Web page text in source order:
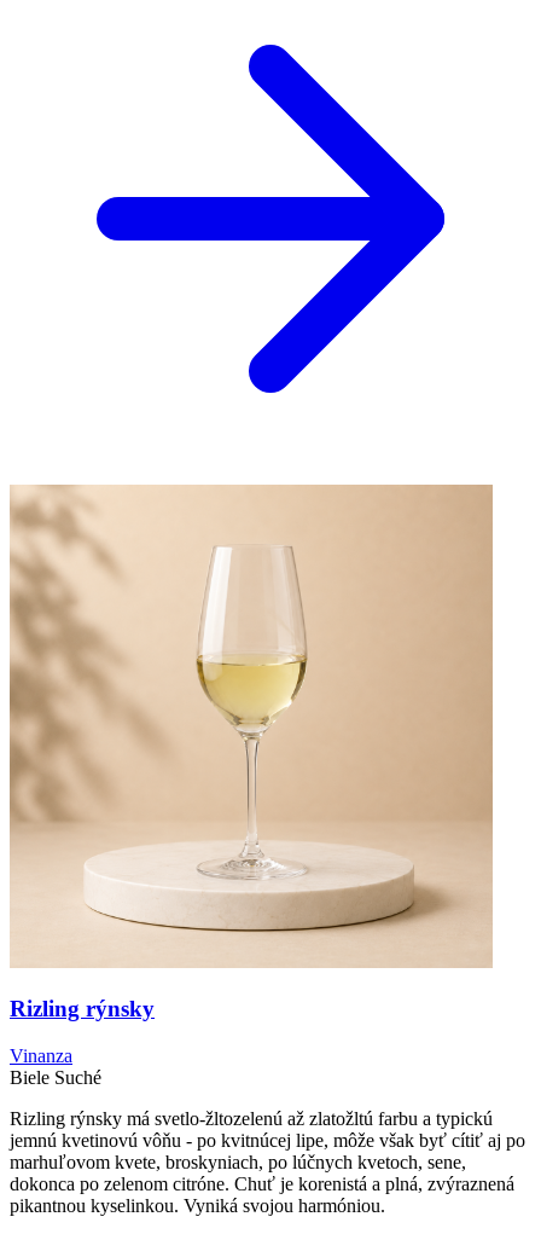
Rizling rýnsky
Vinanza
Biele Suché
Rizling rýnsky má svetlo-žltozelenú až zlatožltú farbu a typickú
jemnú kvetinovú vôňu - po kvitnúcej lipe, môže však byť cítiť aj po
marhuľovom kvete, broskyniach, po lúčnych kvetoch, sene,
dokonca po zelenom citróne. Chuť je korenistá a plná, zvýraznená
pikantnou kyselinkou. Vyniká svojou harmóniou.